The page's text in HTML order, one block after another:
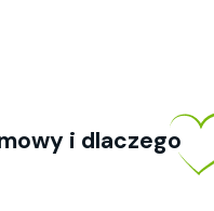
i dlaczego